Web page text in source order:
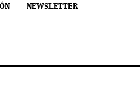
NEWSLETTER